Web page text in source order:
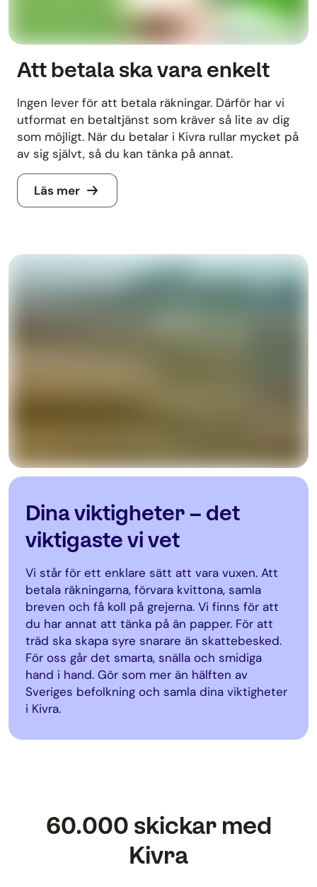
Att betala ska vara enkelt
Ingen lever för att betala räkningar. Därför har vi
utformat en betaltjänst som kräver så lite av dig
som möjligt. När du betalar i Kivra rullar mycket på
av sig självt, så du kan tänka på annat.
Läs mer
Dina viktigheter – det
viktigaste vi vet
Vi står för ett enklare sätt att vara vuxen. Att
betala räkningarna, förvara kvittona, samla
breven och få koll på grejerna. Vi finns för att
du har annat att tänka på än papper. För att
träd ska skapa syre snarare än skattebesked.
För oss går det smarta, snälla och smidiga
hand i hand. Gör som mer än hälften av
Sveriges befolkning och samla dina viktigheter
i Kivra.
60.000 skickar med
Kivra